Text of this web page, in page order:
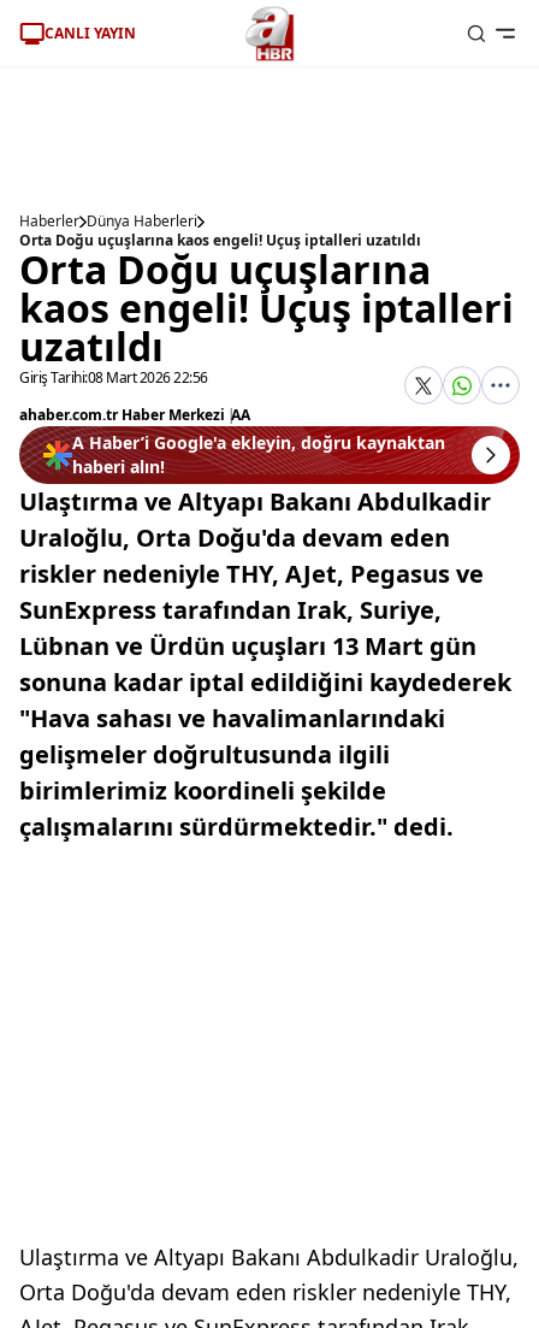
CANLI YAYIN
Haberler Dünya Haberleri
Orta Doğu uçuşlarına kaos engeli! Uçuş iptalleri uzatıldı
Orta Doğu uçuşlarına
kaos engeli! Uçuş iptalleri
uzatıldı
Giriş Tarihi:08 Mart 2026 22:56
ahaber.com.tr Haber Merkezi |AA
A Haber’i Google'a ekleyin, doğru kaynaktan
haberi alın!
Ulaştırma ve Altyapı Bakanı Abdulkadir
Uraloğlu, Orta Doğu'da devam eden
riskler nedeniyle THY, AJet, Pegasus ve
SunExpress tarafından Irak, Suriye,
Lübnan ve Ürdün uçuşları 13 Mart gün
sonuna kadar iptal edildiğini kaydederek
"Hava sahası ve havalimanlarındaki
gelişmeler doğrultusunda ilgili
birimlerimiz koordineli şekilde
çalışmalarını sürdürmektedir." dedi.
Ulaştırma ve Altyapı Bakanı Abdulkadir Uraloğlu,
Orta Doğu'da devam eden riskler nedeniyle THY,